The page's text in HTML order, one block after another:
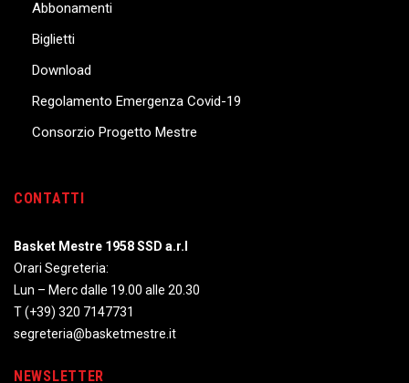
Abbonamenti
Biglietti
Download
Regolamento Emergenza Covid-19
Consorzio Progetto Mestre
CONTATTI
Basket Mestre 1958 SSD a.r.l
Orari Segreteria:
Lun – Merc dalle 19.00 alle 20.30
T(+39) 320 7147731
segreteria@basketmestre.it
NEWSLETTER